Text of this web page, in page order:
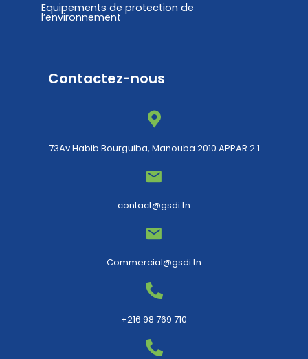
Equipements de protection de
l’environnement
Contactez-nous
73Av Habib Bourguiba, Manouba 2010 APPAR 2.1
contact@gsdi.tn
Commercial@gsdi.tn
+216 98 769 710